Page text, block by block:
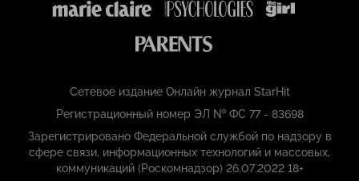
Сетевое издание Онлайн журнал StarHit
Регистрационный номер ЭЛ № ФС 77 - 83698
Зарегистрировано Федеральной службой по надзору в
сфере связи, информационных технологий и массовых,
коммуникаций (Роскомнадзор) 26.07.2022 18+